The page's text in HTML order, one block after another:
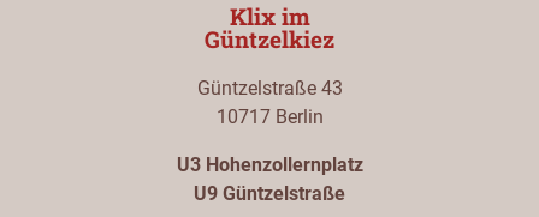
Klix im
Güntzelkiez
Güntzelstraße 43
10717 Berlin
U3 Hohenzollernplatz
U9 Güntzelstraße